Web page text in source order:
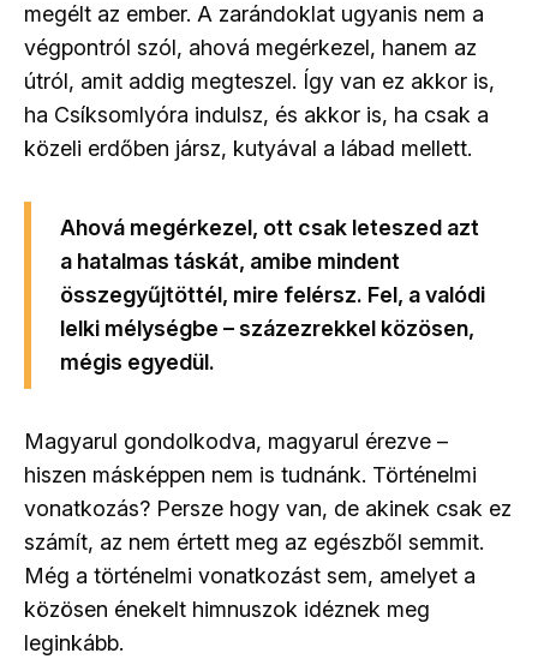
megélt az ember. A zarándoklat ugyanis nem a
végpontról szól, ahová megérkezel, hanem az
útról, amit addig megteszel. Így van ez akkor is,
ha Csíksomlyóra indulsz, és akkor is, ha csak a
közeli erdőben jársz, kutyával a lábad mellett.
Ahová megérkezel, ott csak leteszed azt
a hatalmas táskát, amibe mindent
összegyűjtöttél, mire felérsz. Fel, a valódi
lelki mélységbe – százezrekkel közösen,
mégis egyedül.
Magyarul gondolkodva, magyarul érezve –
hiszen másképpen nem is tudnánk. Történelmi
vonatkozás? Persze hogy van, de akinek csak ez
számít, az nem értett meg az egészből semmit.
Még a történelmi vonatkozást sem, amelyet a
közösen énekelt himnuszok idéznek meg
leginkább.